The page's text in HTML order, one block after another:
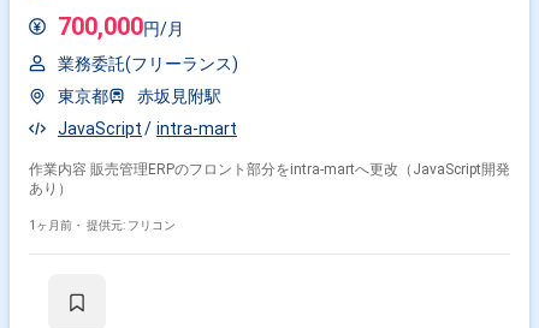
700,000円/月
業務委託(フリーランス)
東京都
赤坂見附駅
JavaScript
intra-mart
作業内容 販売管理ERPのフロント部分をintra-martへ更改（JavaScript開発
あり）
1ヶ月前・ 提供元: フリコン